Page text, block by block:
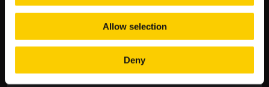
Allow selection
Deny
zdołał pokonać przeciwności losu i kontynuować swoją
piłkarską drogę.
Dixie Dean pozostawił po sobie niezatarte dziedzictwo, które
osiągnięcia sprawiły, że zasłużył na miano jednej z
największych legend piłki nożnej.